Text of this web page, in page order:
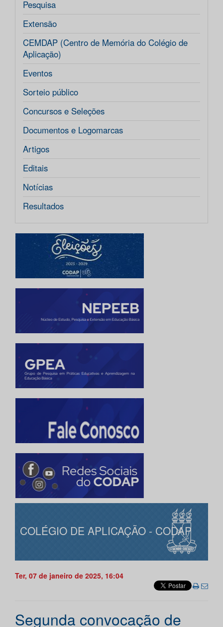
Pesquisa
Extensão
CEMDAP (Centro de Memória do Colégio de
Aplicação)
Eventos
Sorteio público
Concursos e Seleções
Documentos e Logomarcas
Artigos
Editais
Notícias
Resultados
COLÉGIO DE APLICAÇÃO - CODAP
Ter, 07 de janeiro de 2025, 16:04
Segunda convocação de